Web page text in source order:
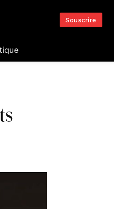
Souscrire